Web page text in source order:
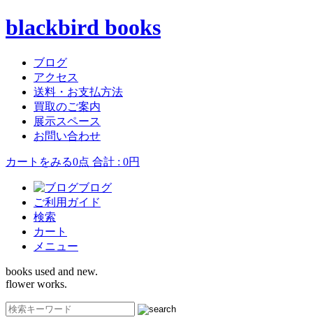
blackbird books
ブログ
アクセス
送料・お支払方法
買取のご案内
展示スペース
お問い合わせ
カートをみる0点 合計 : 0円
ブログ
ご利用ガイド
検索
カート
メニュー
books used and new.
flower works.